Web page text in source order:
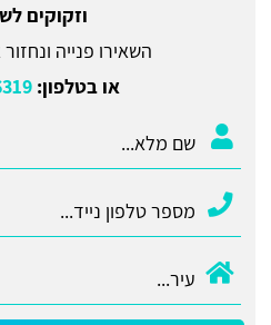
וזקוקים
השאירו פנייה
או בטלפון: